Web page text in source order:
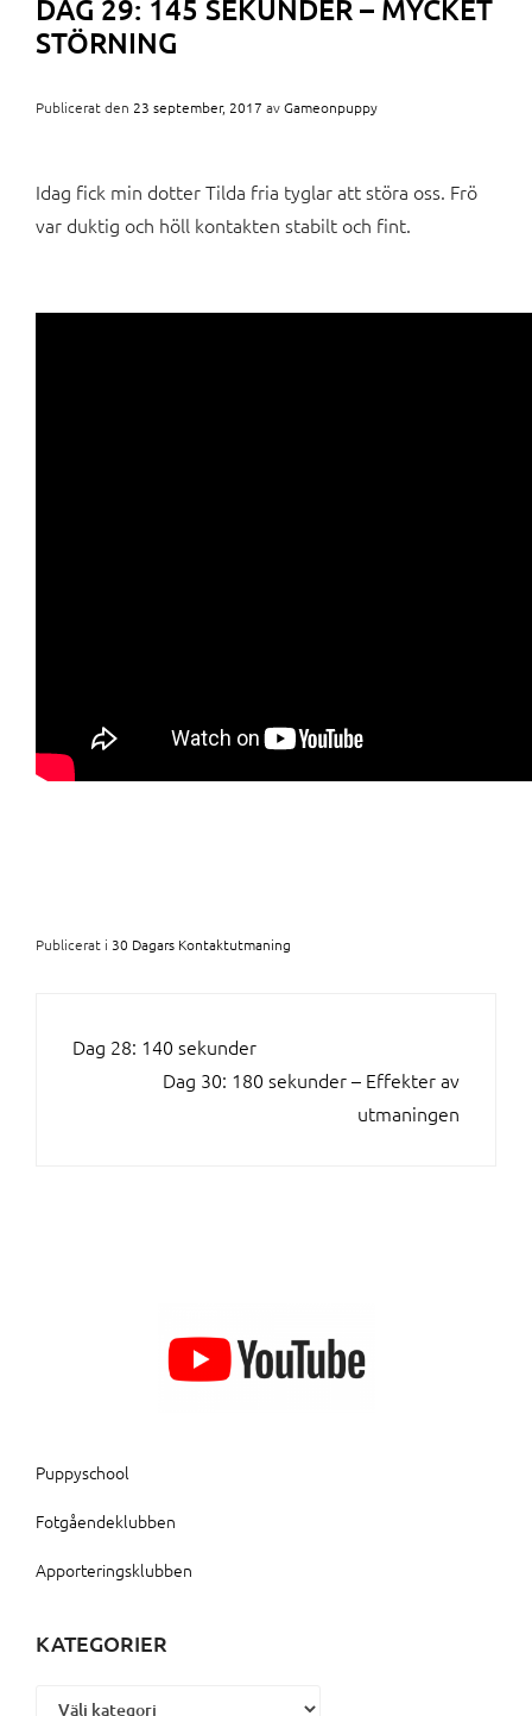
DAG 29: 145 SEKUNDER – MYCKET
STÖRNING
Publicerat den 23 september, 2017 avGameonpuppy
Idag fick min dotter Tilda fria tyglar att störa oss. Frö
var duktig och höll kontakten stabilt och fint.
Publicerat i 30 Dagars Kontaktutmaning
INLÄGGSNAVIGERING
Dag 28: 140 sekunder
Dag 30: 180 sekunder – Effekter av
utmaningen
Puppyschool
Fotgåendeklubben
Apporteringsklubben
KATEGORIER
Kategorier